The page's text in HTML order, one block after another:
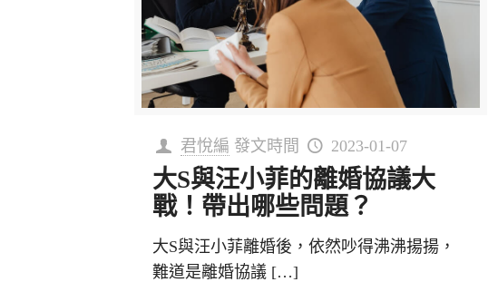
君悅編 發文時間 2023-01-07
大S與汪小菲的離婚協議大
戰！帶出哪些問題？
大S與汪小菲離婚後，依然吵得沸沸揚揚，
難道是離婚協議 […]